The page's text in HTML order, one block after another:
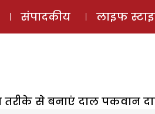
संपादकीय लाइफ
से बनाएं दाल पकवान